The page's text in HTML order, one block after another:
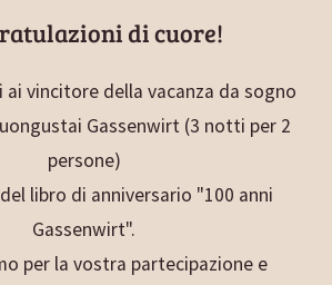
di cuore!
ai vincitore della vacanza da sogno
Gassenwirt (3 notti per 2
persone)
libro di anniversario "100 anni
Gassenwirt".
per la vostra partecipazione e